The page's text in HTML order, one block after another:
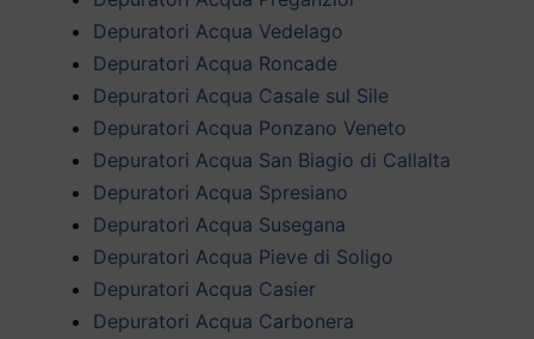
Depuratori Acqua Vedelago
Depuratori Acqua Roncade
Depuratori Acqua Casale sul Sile
Depuratori Acqua Ponzano Veneto
Depuratori Acqua San Biagio di Callalta
Depuratori Acqua Spresiano
Depuratori Acqua Susegana
Depuratori Acqua Pieve di Soligo
Depuratori Acqua Casier
Depuratori Acqua Carbonera